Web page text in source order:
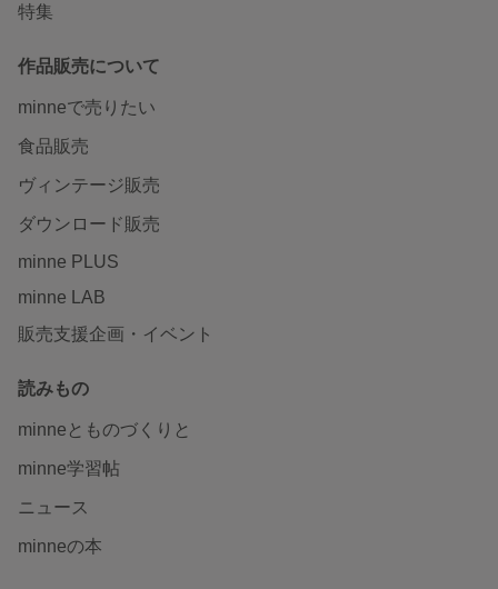
特集
作品販売について
minneで売りたい
食品販売
ヴィンテージ販売
ダウンロード販売
minne PLUS
minne LAB
販売支援企画・イベント
読みもの
minneとものづくりと
minne学習帖
ニュース
minneの本